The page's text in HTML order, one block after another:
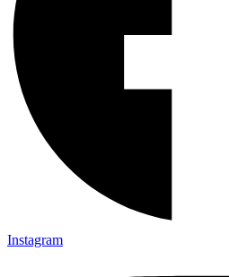
Instagram